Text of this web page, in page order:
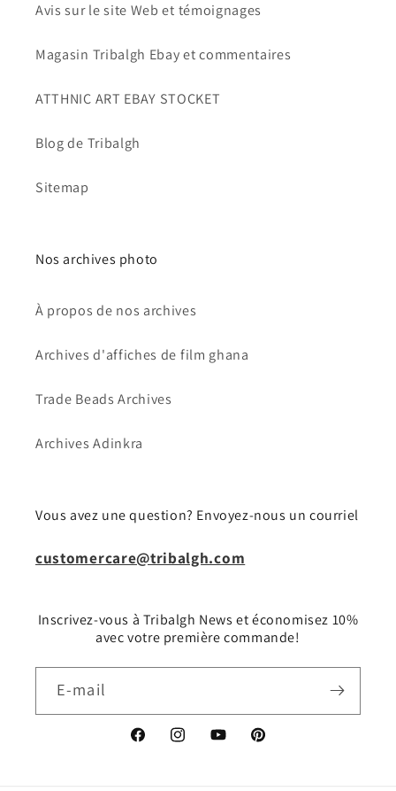
Avis sur le site Web et témoignages
Magasin Tribalgh Ebay et commentaires
ATTHNIC ART EBAY STOCKET
Blog de Tribalgh
Sitemap
Nos archives photo
À propos de nos archives
Archives d'affiches de film ghana
Trade Beads Archives
Archives Adinkra
Vous avez une question? Envoyez-nous un courriel
customercare@tribalgh.com
Inscrivez-vous à Tribalgh News et économisez 10%
avec votre première commande!
E-mail
FacebookInstagramYouTubePinterest